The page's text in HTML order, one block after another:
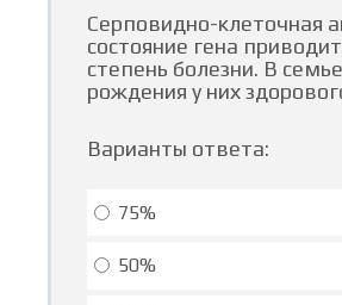
Серповидно-клеточная
состояние гена
степень болезни. В
рождения у них
Варианты ответа:
75%
50%